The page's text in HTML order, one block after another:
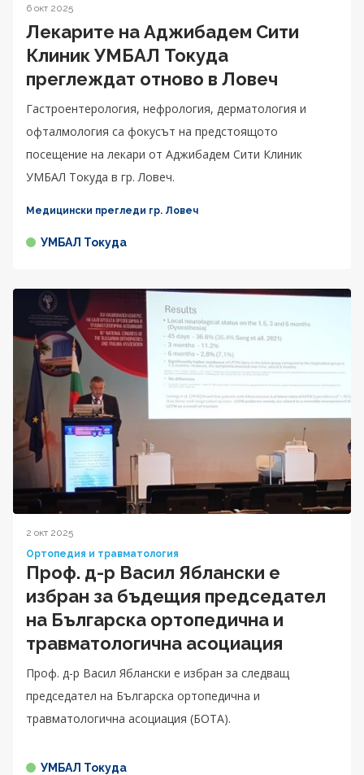
6 окт 2025
Лекарите на Аджибадем Сити
Клиник УМБАЛ Токуда
преглеждат отново в Ловеч
Гастроентерология, нефрология, дерматология и
офталмология са фокусът на предстоящото
посещение на лекари от Аджибадем Сити Клиник
УМБАЛ Токуда в гр. Ловеч.
Медицински прегледи гр. Ловеч
УМБАЛ Токуда
2 окт 2025
Ортопедия и травматология
Проф. д-р Васил Яблански е
избран за бъдещия председател
на Българска ортопедична и
травматологична асоциация
Проф. д-р Васил Яблански е избран за следващ
председател на Българска ортопедична и
травматологична асоциация (БОТА).
УМБАЛ Токуда